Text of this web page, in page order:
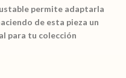
permite adaptarla
de esta pieza un
para tu colección